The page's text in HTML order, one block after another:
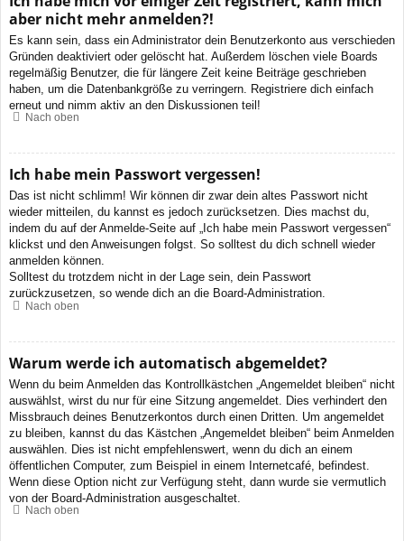
aber nicht mehr anmelden?!
Es kann sein, dass ein Administrator dein Benutzerkonto aus verschieden
Gründen deaktiviert oder gelöscht hat. Außerdem löschen viele Boards
regelmäßig Benutzer, die für längere Zeit keine Beiträge geschrieben
haben, um die Datenbankgröße zu verringern. Registriere dich einfach
erneut und nimm aktiv an den Diskussionen teil!
Nach oben
Ich habe mein Passwort vergessen!
Das ist nicht schlimm! Wir können dir zwar dein altes Passwort nicht
wieder mitteilen, du kannst es jedoch zurücksetzen. Dies machst du,
indem du auf der Anmelde-Seite auf „Ich habe mein Passwort vergessen“
klickst und den Anweisungen folgst. So solltest du dich schnell wieder
anmelden können.
Solltest du trotzdem nicht in der Lage sein, dein Passwort
zurückzusetzen, so wende dich an die Board-Administration.
Nach oben
Warum werde ich automatisch abgemeldet?
Wenn du beim Anmelden das Kontrollkästchen „Angemeldet bleiben“ nicht
auswählst, wirst du nur für eine Sitzung angemeldet. Dies verhindert den
Missbrauch deines Benutzerkontos durch einen Dritten. Um angemeldet
zu bleiben, kannst du das Kästchen „Angemeldet bleiben“ beim Anmelden
auswählen. Dies ist nicht empfehlenswert, wenn du dich an einem
öffentlichen Computer, zum Beispiel in einem Internetcafé, befindest.
Wenn diese Option nicht zur Verfügung steht, dann wurde sie vermutlich
von der Board-Administration ausgeschaltet.
Nach oben